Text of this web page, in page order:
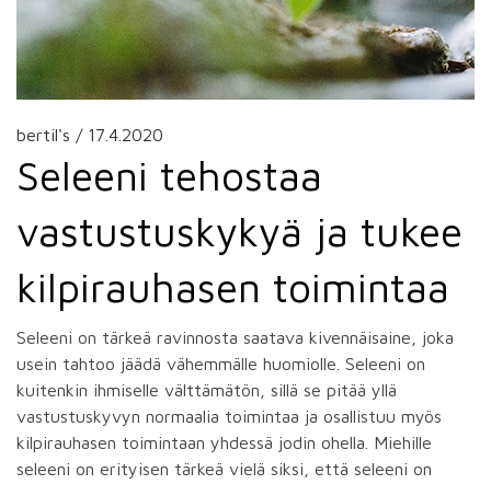
bertil's / 17.4.2020
Seleeni tehostaa
vastustuskykyä ja tukee
kilpirauhasen toimintaa
Seleeni on tärkeä ravinnosta saatava kivennäisaine, joka
usein tahtoo jäädä vähemmälle huomiolle. Seleeni on
kuitenkin ihmiselle välttämätön, sillä se pitää yllä
vastustuskyvyn normaalia toimintaa ja osallistuu myös
kilpirauhasen toimintaan yhdessä jodin ohella. Miehille
seleeni on erityisen tärkeä vielä siksi, että seleeni on